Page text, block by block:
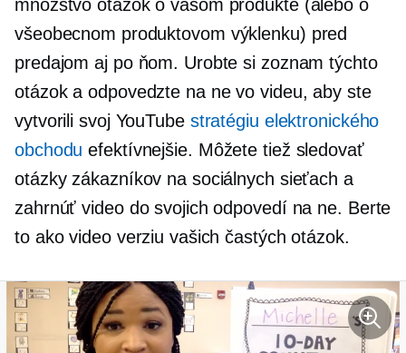
množstvo otázok o vašom produkte (alebo o
všeobecnom produktovom výklenku) pred
predajom aj po ňom. Urobte si zoznam týchto
otázok a odpovedzte na ne vo videu, aby ste
vytvorili svoj YouTube stratégiu elektronického
obchodu efektívnejšie. Môžete tiež sledovať
otázky zákazníkov na sociálnych sieťach a
zahrnúť video do svojich odpovedí na ne. Berte
to ako video verziu vašich častých otázok.